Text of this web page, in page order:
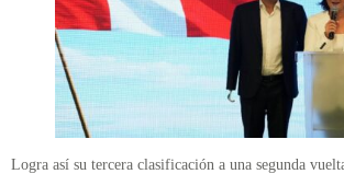
Logra así su tercera clasificación a una segunda